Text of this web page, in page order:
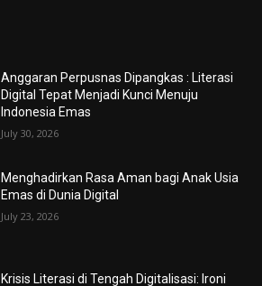
Anggaran Perpusnas Dipangkas : Literasi
Digital Tepat Menjadi Kunci Menuju
Indonesia Emas
July 30, 2026
Menghadirkan Rasa Aman bagi Anak Usia
Emas di Dunia Digital
July 23, 2026
Krisis Literasi di Tengah Digitalisasi: Ironi